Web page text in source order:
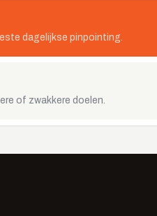
dagelijkse pinpointing.
of zwakkere doelen.